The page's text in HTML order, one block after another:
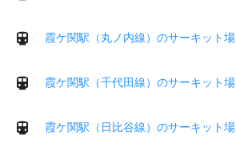
霞ケ関駅（丸ノ内線）のサーキット場
霞ケ関駅（千代田線）のサーキット場
霞ケ関駅（日比谷線）のサーキット場